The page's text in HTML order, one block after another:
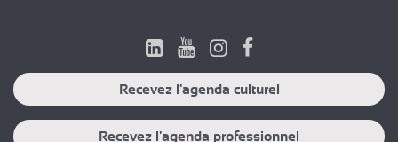
Recevez l'agenda culturel
Recevez l'agenda professionnel